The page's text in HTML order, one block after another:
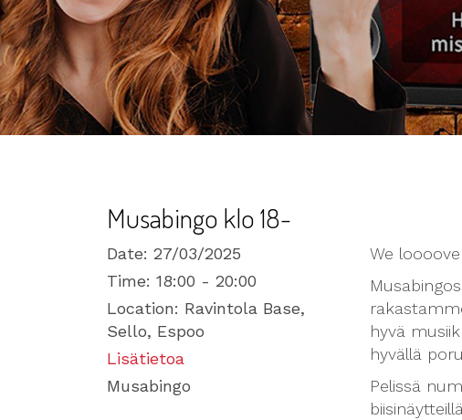
Musabingo klo 18-
Date: 27/03/2025
Time: 18:00 - 20:00
Location: Ravintola Base,
Sello, Espoo
Lisätietoa
Musabingo
We
hyvä
hyvällä
Pelissä